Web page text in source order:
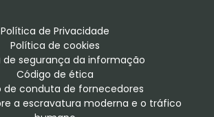
Política de Privacidade
Política de cookies
de segurança da informação
Código de ética
de conduta de fornecedores
a escravatura moderna e o tráfico